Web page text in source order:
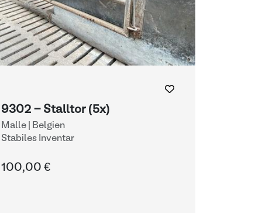
9302 - Stalltor (5x)
Malle | Belgien
Stabiles Inventar
100,00 €